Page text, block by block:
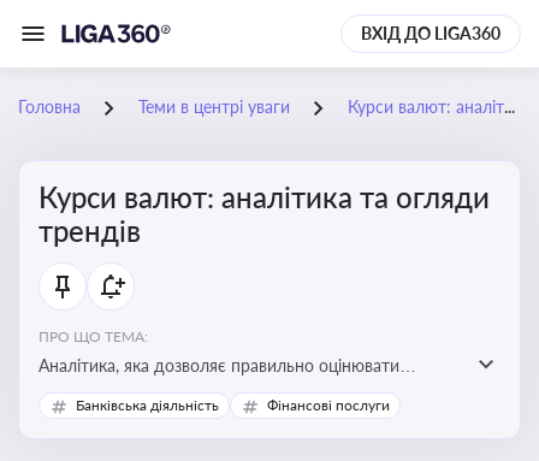
ВХІД ДО LIGA360
Головна Теми в центрі уваги Курси валют: аналітика та огляди трендів
Курси валют: аналітика та огляди
трендів
ПРО ЩО ТЕМА:
Аналітика, яка дозволяє правильно оцінювати
фінансові ризики та планувати витрати. Зміни в
курсах валют можуть вплинути на собівартість
Банківська діяльність Фінансові послуги